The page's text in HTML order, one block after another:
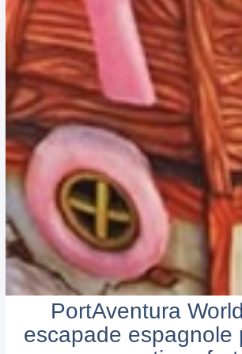
PortAventura
escapade espagnole